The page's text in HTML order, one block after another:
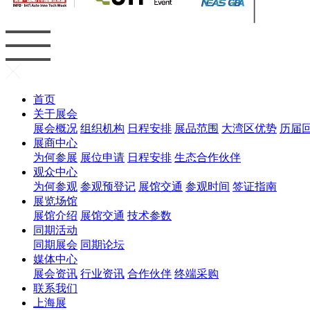
首页
关于展会
展会概况 组织机构 日程安排 展品范围 大湾区优势 历届
展商中心
为何参展 展位申请 日程安排 生态合作伙伴
观众中心
为何参观 参观预登记 展馆交通 参观时间 签证指南
展览场馆
展馆介绍 展馆交通 技术参数
同期活动
同期展会 同期论坛
媒体中心
展会资讯 行业资讯 合作伙伴 终端采购
联系我们
上海展